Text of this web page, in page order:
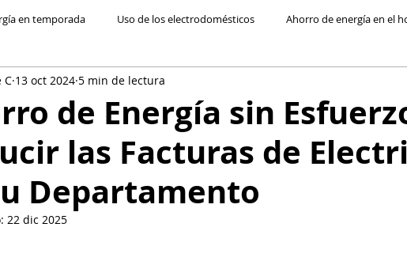
en temporada Uso de los electrodomésticos Ahorro de energía en el
luz Luz Residencial Más Barata
reside Energía Renovable Inicio de servicio de luz En Caso de
Retos de Ahorro para Ahorrar Electr
de Energía sin
las Facturas de
Departamento
C 13 oct 2024 5 min de lectura
22 dic 2025